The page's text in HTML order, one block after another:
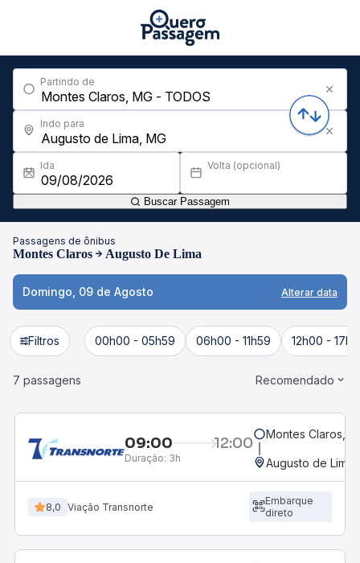
Partindo de
Indo para
Ida Volta (opcional)
Buscar Passagem
Passagens de ônibus
Montes Claros Augusto De Lima
Domingo, 09 de Agosto Alterar data
Filtros 00h00 - 05h59 06h00 - 11h59 12h00 -
7 passagens Recomendado
09:00 12:00
Duração: 3h
Montes Claros,
Augusto de Lima,
8,0 Viação Transnorte
Embarque
direto